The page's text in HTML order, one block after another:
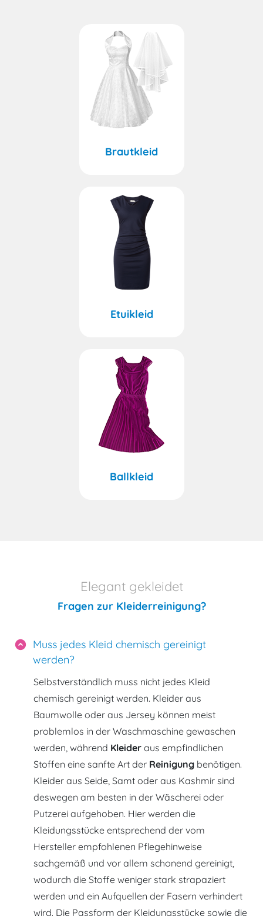
Brautkleid
Etuikleid
Ballkleid
Elegant gekleidet
Fragen zur Kleiderreinigung?
expand_circle_down Muss jedes Kleid chemisch gereinigt
werden?
Selbstverständlich muss nicht jedes Kleid
chemisch gereinigt werden. Kleider aus
Baumwolle oder aus Jersey können meist
problemlos in der Waschmaschine gewaschen
werden, während Kleider aus empfindlichen
Stoffen eine sanfte Art der Reinigung benötigen.
Kleider aus Seide, Samt oder aus Kashmir sind
deswegen am besten in der Wäscherei oder
Putzerei aufgehoben. Hier werden die
Kleidungsstücke entsprechend der vom
Hersteller empfohlenen Pflegehinweise
sachgemäß und vor allem schonend gereinigt,
wodurch die Stoffe weniger stark strapaziert
werden und ein Aufquellen der Fasern verhindert
wird. Die Passform der Kleidungsstücke sowie die